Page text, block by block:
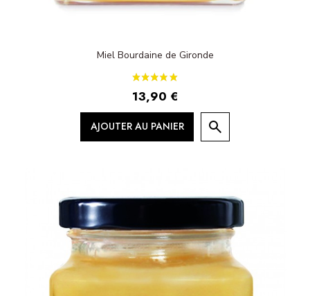
Miel Bourdaine de Gironde
13,90 €
AJOUTER AU PANIER